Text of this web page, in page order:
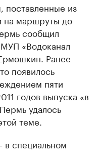
поставленные из
на маршруты до
сообщил
«Водоканал
Ранее
появилось
пяти
годов выпуска «в
удалось
теме.
в специальном